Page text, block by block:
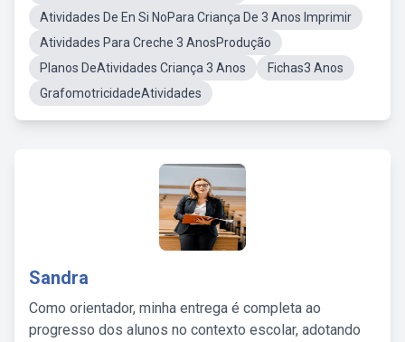
Atividades De En Si NoPara Criança De 3 Anos Imprimir
Atividades Para Creche 3 AnosProdução
Planos DeAtividades Criança 3 Anos
Fichas3 Anos
GrafomotricidadeAtividades
Sandra
Como orientador, minha entrega é completa ao
progresso dos alunos no contexto escolar, adotando